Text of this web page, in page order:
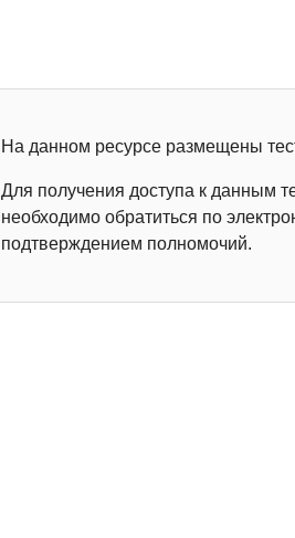
На данном ресурсе размещены
Для получения доступа к данным
необходимо обратиться по
подтверждением полномочий.